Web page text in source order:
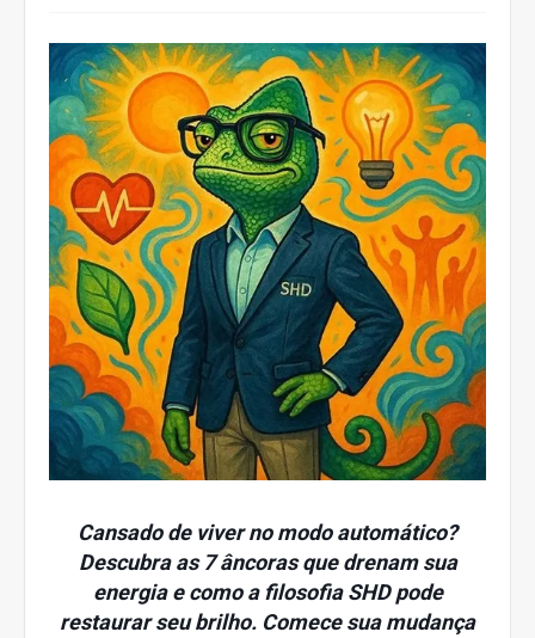
Cansado de viver no modo automático?
Descubra as 7 âncoras que drenam sua
energia e como a filosofia SHD pode
restaurar seu brilho. Comece sua mudança